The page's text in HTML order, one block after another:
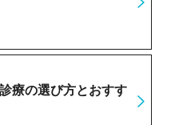
療の選び方とおすす